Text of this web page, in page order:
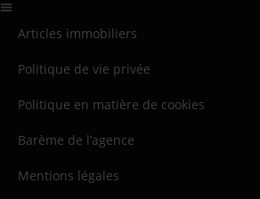
Articles immobiliers
Politique de vie privée
Politique en matière de cookies
Barème de l’agence
Mentions légales